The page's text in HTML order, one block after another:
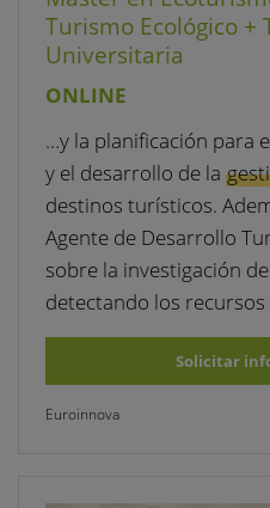
Turismo Ecológico +
Universitaria
ONLINE
…y la planificación para
y el desarrollo de la
destinos turísticos.
Agente de Desarrollo
sobre la investigación
detectando los
Solicitar
Euroinnova